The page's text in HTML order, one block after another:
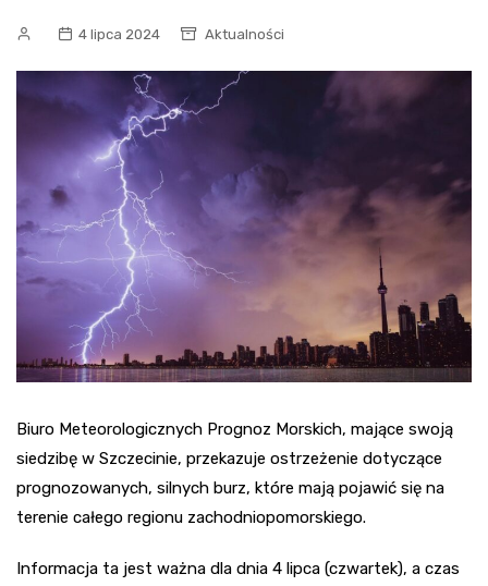
4 lipca 2024 Aktualności
Biuro Meteorologicznych Prognoz Morskich, mające swoją
siedzibę w Szczecinie, przekazuje ostrzeżenie dotyczące
prognozowanych, silnych burz, które mają pojawić się na
terenie całego regionu zachodniopomorskiego.
Informacja ta jest ważna dla dnia 4 lipca (czwartek), a czas